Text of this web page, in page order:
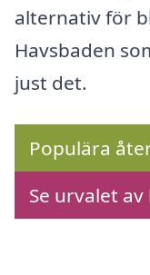
alternativ för
Havsbaden
just det.
Populära
Se urvalet